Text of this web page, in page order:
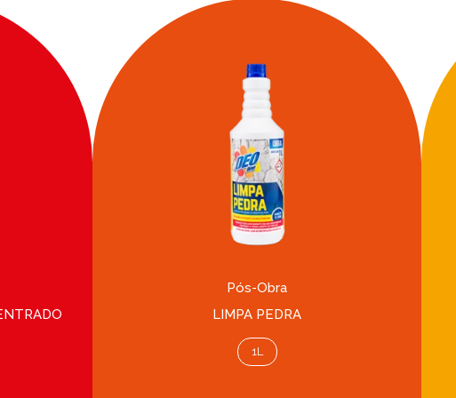
Pós-Obra
LIMPA PEDRA
1L